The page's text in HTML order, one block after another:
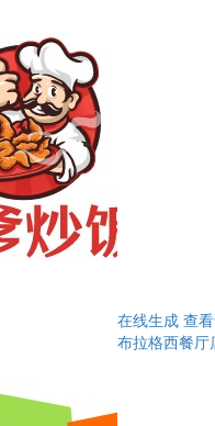
在线生成 查
布拉格西餐厅